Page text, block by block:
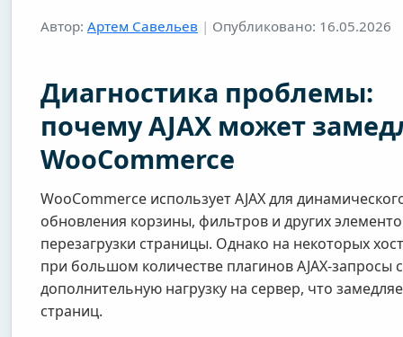
Автор: Артем Савельев | Опубликовано: 16.05.2026
Диагностика проблемы:
почему AJAX может
WooCommerce
WooCommerce использует AJAX для
обновления корзины, фильтров и других
перезагрузки страницы. Однако на некоторых
при большом количестве плагинов AJAX-запросы
дополнительную нагрузку на сервер, что
страниц.